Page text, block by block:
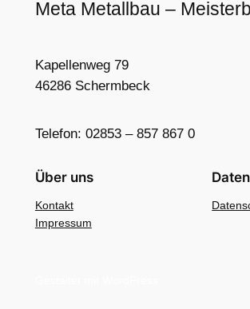
Meta Metallbau –
Kapellenweg 79
46286 Schermbeck
Telefon: 02853 – 857 867 0
Über uns
Kontakt
Impressum